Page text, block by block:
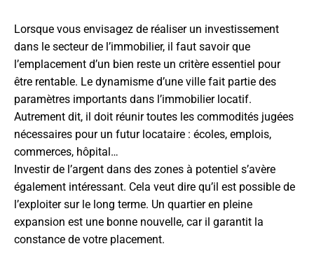
Lorsque vous envisagez de réaliser un investissement
dans le secteur de l’immobilier, il faut savoir que
l’emplacement d’un bien reste un critère essentiel pour
être rentable. Le dynamisme d’une ville fait partie des
paramètres importants dans l’immobilier locatif.
Autrement dit, il doit réunir toutes les commodités jugées
nécessaires pour un futur locataire : écoles, emplois,
commerces, hôpital…
Investir de l’argent dans des zones à potentiel s’avère
également intéressant. Cela veut dire qu’il est possible de
l’exploiter sur le long terme. Un quartier en pleine
expansion est une bonne nouvelle, car il garantit la
constance de votre placement.